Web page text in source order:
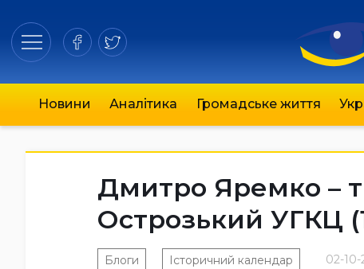
Новини Аналітика Громадське життя
Дмитро Яремко –
Острозький УГКЦ
02-10-
Блоги Історичний календар